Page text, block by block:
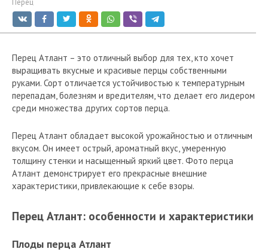
Перец
Перец Атлант – это отличный выбор для тех, кто хочет
выращивать вкусные и красивые перцы собственными
руками. Сорт отличается устойчивостью к температурным
перепадам, болезням и вредителям, что делает его лидером
среди множества других сортов перца.
Перец Атлант обладает высокой урожайностью и отличным
вкусом. Он имеет острый, ароматный вкус, умеренную
толщину стенки и насыщенный яркий цвет. Фото перца
Атлант демонстрирует его прекрасные внешние
характеристики, привлекающие к себе взоры.
Перец Атлант: особенности и характеристики
Плоды перца Атлант